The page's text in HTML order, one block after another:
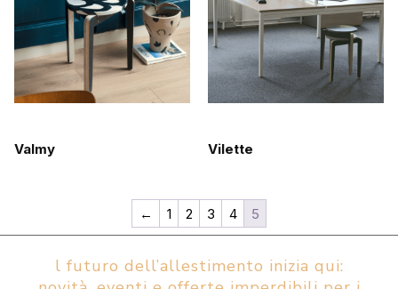
Valmy Vilette
← 1 2 3 4 5
l futuro dell’allestimento inizia qui: